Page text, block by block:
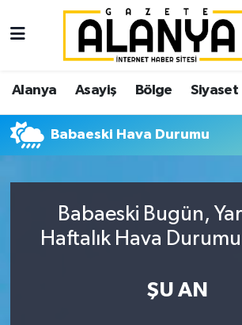
Alanya Asayiş Bölge Siyaset
Babaeski Hava Durumu
Babaeski Bugün,
Haftalık Hava
ŞU AN
Alanya
Asayiş
Bölge
Siyaset
Spor
İstanbul Nöbetçi Eczaneler
İstanbul Hava Durumu
İstanbul Trafik Yoğunluk Haritası
Süper Lig Puan Durumu ve
Tüm Manşetler